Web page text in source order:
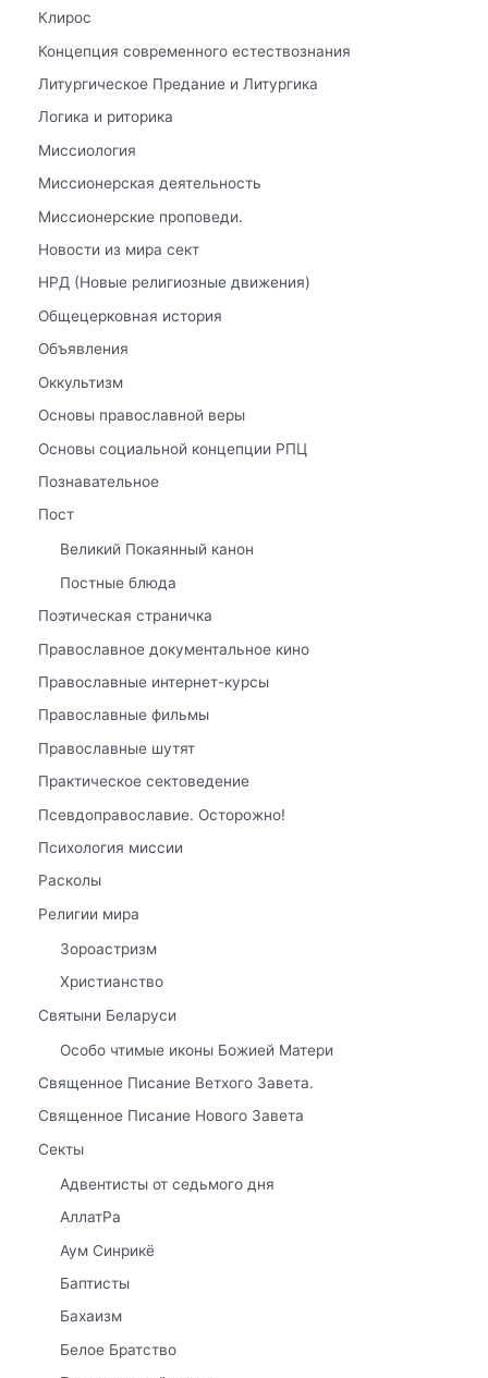
Клирос
Концепция современного естествознания
Литургическое Предание и Литургика
Логика и риторика
Миссиология
Миссионерская деятельность
Миссионерские проповеди.
Новости из мира сект
НРД (Новые религиозные движения)
Общецерковная история
Объявления
Оккультизм
Основы православной веры
Основы социальной концепции РПЦ
Познавательное
Пост
Великий Покаянный канон
Постные блюда
Поэтическая страничка
Православное документальное кино
Православные интернет-курсы
Православные фильмы
Православные шутят
Практическое сектоведение
Псевдоправославие. Осторожно!
Психология миссии
Расколы
Религии мира
Зороастризм
Христианство
Святыни Беларуси
Особо чтимые иконы Божией Матери
Священное Писание Ветхого Завета.
Священное Писание Нового Завета
Секты
Адвентисты от седьмого дня
АллатРа
Аум Синрикё
Баптисты
Бахаизм
Белое Братство